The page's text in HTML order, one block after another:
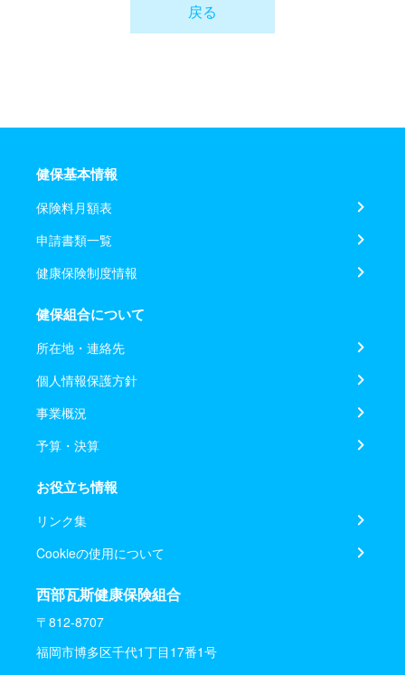
戻る
健保基本情報
保険料月額表
申請書類一覧
健康保険制度情報
健保組合について
所在地・連絡先
個人情報保護方針
事業概況
予算・決算
お役立ち情報
リンク集
Cookieの使用について
西部瓦斯健康保険組合
〒812-8707
福岡市博多区千代1丁目17番1号